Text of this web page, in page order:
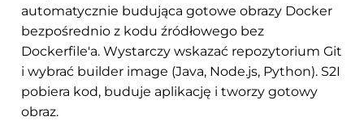
automatycznie budująca gotowe obrazy Docker
bezpośrednio z kodu źródłowego bez
Dockerfile'a. Wystarczy wskazać repozytorium Git
i wybrać builder image (Java, Node.js, Python). S2I
pobiera kod, buduje aplikację i tworzy gotowy
obraz.